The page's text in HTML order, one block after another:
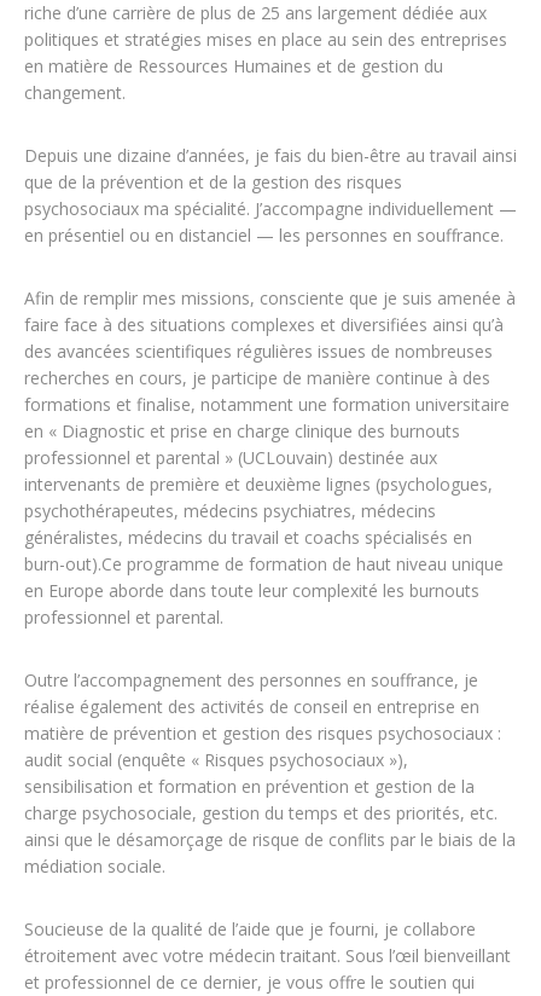
riche d’une carrière de plus de 25 ans largement dédiée aux
politiques et stratégies mises en place au sein des entreprises
en matière de Ressources Humaines et de gestion du
changement.
Depuis une dizaine d’années, je fais du bien-être au travail ainsi
que de la prévention et de la gestion des risques
psychosociaux ma spécialité. J’accompagne individuellement —
en présentiel ou en distanciel — les personnes en souffrance.
Afin de remplir mes missions, consciente que je suis amenée à
faire face à des situations complexes et diversifiées ainsi qu’à
des avancées scientifiques régulières issues de nombreuses
recherches en cours, je participe de manière continue à des
formations et finalise, notamment une formation universitaire
en « Diagnostic et prise en charge clinique des burnouts
professionnel et parental » (UCLouvain) destinée aux
intervenants de première et deuxième lignes (psychologues,
psychothérapeutes, médecins psychiatres, médecins
généralistes, médecins du travail et coachs spécialisés en
burn-out).Ce programme de formation de haut niveau unique
en Europe aborde dans toute leur complexité les burnouts
professionnel et parental.
Outre l’accompagnement des personnes en souffrance, je
réalise également des activités de conseil en entreprise en
matière de prévention et gestion des risques psychosociaux :
audit social (enquête « Risques psychosociaux »),
sensibilisation et formation en prévention et gestion de la
charge psychosociale, gestion du temps et des priorités, etc.
ainsi que le désamorçage de risque de conflits par le biais de la
médiation sociale.
Soucieuse de la qualité de l’aide que je fourni, je collabore
étroitement avec votre médecin traitant. Sous l’œil bienveillant
et professionnel de ce dernier, je vous offre le soutien qui